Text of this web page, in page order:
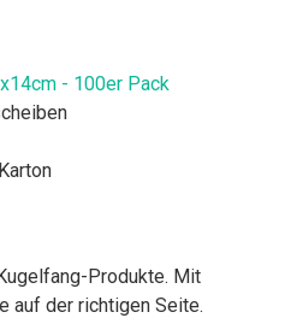
- 100er Pack
Produkte. Mit
auf der richtigen Seite.